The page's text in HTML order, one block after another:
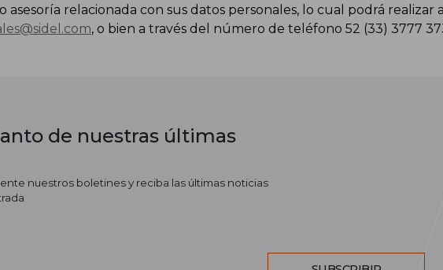
relacionada con sus datos personales, lo cual podrá realizar
, o bien a través del número de teléfono 52 (33) 3777
de nuestras últimas
nuestros boletines y reciba las últimas noticias